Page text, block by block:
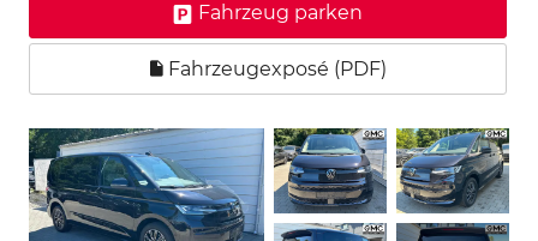
Fahrzeug parken
Fahrzeugexposé (PDF)